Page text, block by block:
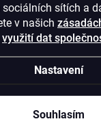
sítích a
v našich
využití dat
Nastavení
Souhlasím
Díky HTTPS
data v naprostém
Copyright2026Westlogic
267/29, Opava,